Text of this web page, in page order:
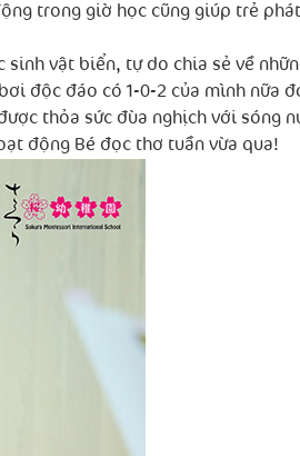
trong giờ học cũng giúp trẻ
vật biển, tự do chia sẻ về
độc đáo có 1-0-2 của mình nữa
thỏa sức đùa nghịch với sóng
động Bé đọc thơ tuần vừa qua!